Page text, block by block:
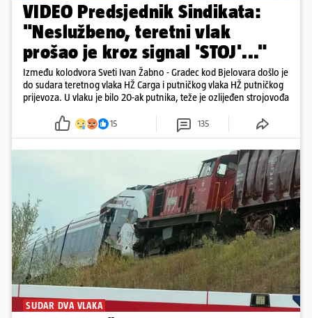
VIDEO Predsjednik Sindikata:
"Neslužbeno, teretni vlak
prošao je kroz signal 'STOJ'..."
Između kolodvora Sveti Ivan Žabno - Gradec kod Bjelovara došlo je
do sudara teretnog vlaka HŽ Carga i putničkog vlaka HŽ putničkog
prijevoza. U vlaku je bilo 20-ak putnika, teže je ozlijeđen strojovođa
15 135
SUDAR DVA VLAKA